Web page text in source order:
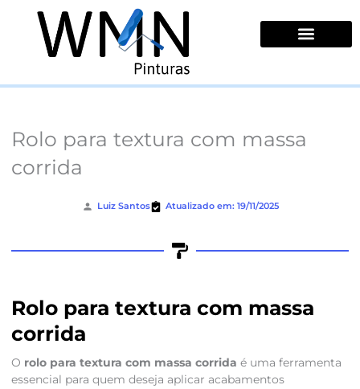
conteúdo
Rolo para textura com massa
corrida
Luiz Santos Atualizado em: 19/11/2025
Rolo para textura com massa
corrida
O rolo para textura com massa corrida é uma ferramenta
essencial para quem deseja aplicar acabamentos